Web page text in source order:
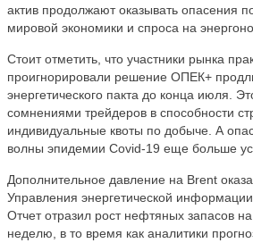
актив продолжают оказывать опасения
мировой экономики и спроса на
Стоит отметить, что участники рынка
проигнорировали решение ОПЕК+
энергетического пакта до конца июля.
сомнениями трейдеров в способности
индивидуальные квоты по добыче. А
волны эпидемии Covid-19 еще больше
Дополнительное давление на Brent
Управления энергетической
Отчет отразил рост нефтяных запасов
неделю, в то время как аналитики